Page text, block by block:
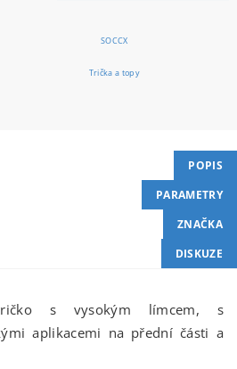
SOCCX
Trička a topy
POPIS
PARAMETRY
ZNAČKA
DISKUZE
s vysokým límcem, s
aplikacemi na přední části a